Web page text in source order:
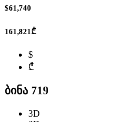
$61,740
161,821₾
$
₾
ბინა 719
3D